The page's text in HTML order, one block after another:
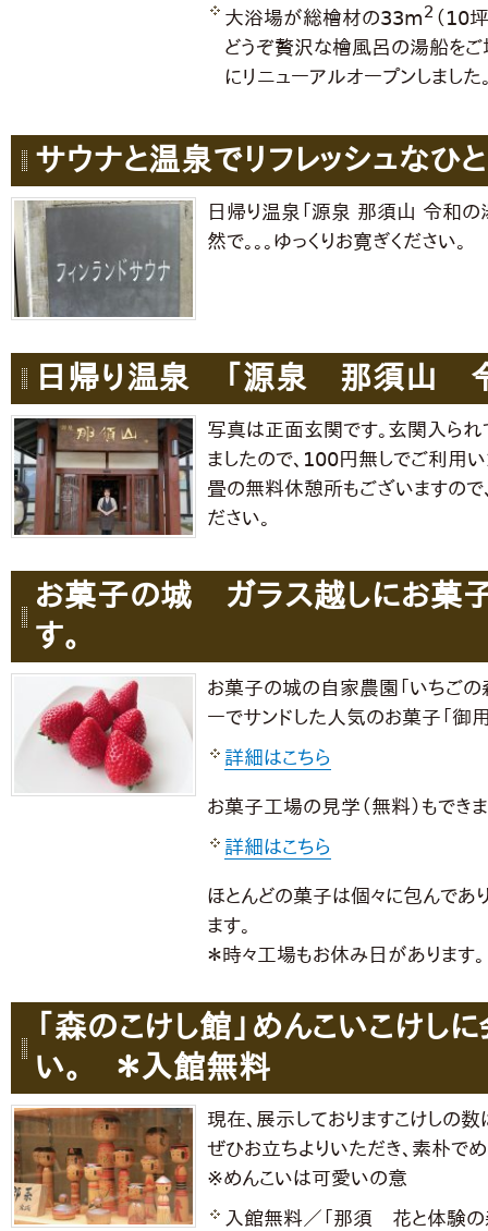
大浴場が総檜材の33m2 （10
どうぞ贅沢な檜風呂の湯船を
にリニューアルオープンしました
サウナと温泉でリフレッシュなひ
日帰り温泉「源泉 那須山 令和の
然で。。。ゆっくりお寛ぎください。
日帰り温泉 「源泉 那須山
写真は正面玄関です。玄関入られ
ましたので、100円無しでご利用い
畳の無料休憩所もございますので
ださい。
お菓子の城 ガラス越しにお菓
す。
お菓子の城の自家農園「いちごの
ーでサンドした人気のお菓子「御
詳細はこちら
お菓子工場の見学（無料）もできま
詳細はこちら
ほとんどの菓子は個々に包んであ
ます。
＊時々工場もお休み日があります。
「森のこけし館」めんこいこけし
い。 ＊入館無料
現在、展示しておりますこけしの
ぜひお立ちよりいただき、素朴で
※めんこいは可愛いの意
入館無料／「那須 花と体験の